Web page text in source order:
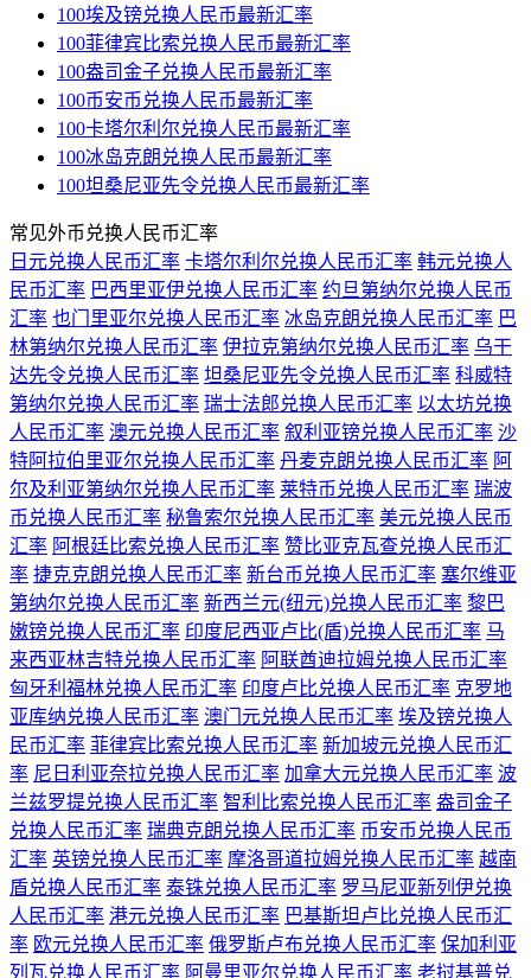
100埃及镑兑换人民币最新汇率
100菲律宾比索兑换人民币最新汇率
100盎司金子兑换人民币最新汇率
100币安币兑换人民币最新汇率
100卡塔尔利尔兑换人民币最新汇率
100冰岛克朗兑换人民币最新汇率
100坦桑尼亚先令兑换人民币最新汇率
常见外币兑换人民币汇率
日元兑换人民币汇率 卡塔尔利尔兑换人民币汇率 韩元兑换人
民币汇率 巴西里亚伊兑换人民币汇率 约旦第纳尔兑换人民币
汇率 也门里亚尔兑换人民币汇率 冰岛克朗兑换人民币汇率 巴
林第纳尔兑换人民币汇率 伊拉克第纳尔兑换人民币汇率 乌干
达先令兑换人民币汇率 坦桑尼亚先令兑换人民币汇率 科威特
第纳尔兑换人民币汇率 瑞士法郎兑换人民币汇率 以太坊兑换
人民币汇率 澳元兑换人民币汇率 叙利亚镑兑换人民币汇率 沙
特阿拉伯里亚尔兑换人民币汇率 丹麦克朗兑换人民币汇率 阿
尔及利亚第纳尔兑换人民币汇率 莱特币兑换人民币汇率 瑞波
币兑换人民币汇率 秘鲁索尔兑换人民币汇率 美元兑换人民币
汇率 阿根廷比索兑换人民币汇率 赞比亚克瓦查兑换人民币汇
率 捷克克朗兑换人民币汇率 新台币兑换人民币汇率 塞尔维亚
第纳尔兑换人民币汇率 新西兰元(纽元)兑换人民币汇率 黎巴
嫩镑兑换人民币汇率 印度尼西亚卢比(盾)兑换人民币汇率 马
来西亚林吉特兑换人民币汇率 阿联酋迪拉姆兑换人民币汇率
匈牙利福林兑换人民币汇率 印度卢比兑换人民币汇率 克罗地
亚库纳兑换人民币汇率 澳门元兑换人民币汇率 埃及镑兑换人
民币汇率 菲律宾比索兑换人民币汇率 新加坡元兑换人民币汇
率 尼日利亚奈拉兑换人民币汇率 加拿大元兑换人民币汇率 波
兰兹罗提兑换人民币汇率 智利比索兑换人民币汇率 盎司金子
兑换人民币汇率 瑞典克朗兑换人民币汇率 币安币兑换人民币
汇率 英镑兑换人民币汇率 摩洛哥道拉姆兑换人民币汇率 越南
盾兑换人民币汇率 泰铢兑换人民币汇率 罗马尼亚新列伊兑换
人民币汇率 港元兑换人民币汇率 巴基斯坦卢比兑换人民币汇
率 欧元兑换人民币汇率 俄罗斯卢布兑换人民币汇率 保加利亚
列瓦兑换人民币汇率 阿曼里亚尔兑换人民币汇率 老挝基普兑